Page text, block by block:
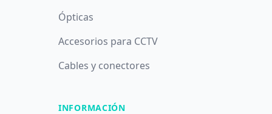
Ópticas
Accesorios para CCTV
Cables y conectores
INFORMACIÓN